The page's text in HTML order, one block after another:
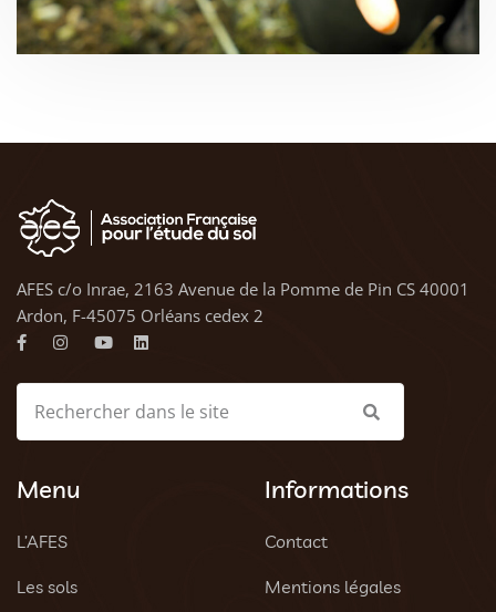
AFES c/o Inrae, 2163 Avenue de la Pomme de Pin CS 40001
Ardon, F-45075 Orléans cedex 2
Menu
L’AFES
Les sols
Informations
Contact
Mentions légales